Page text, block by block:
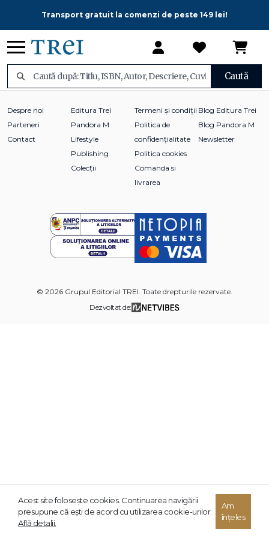
Transport gratuit la comenzi de peste 149 lei!
Caută
Despre noi
Parteneri
Contact
Editura Trei
Pandora M
Lifestyle
Publishing
Colecții
Termeni și condiții
Politica de
confidențialitate
Politica cookies
Comanda si
livrarea
Blog Editura Trei
Blog Pandora M
Newsletter
© 2026 Grupul Editorial TREI. Toate drepturile rezervate.
Dezvoltat de:
Acest site foloseşte cookies. Continuarea navigării
presupune că eşti de acord cu utilizarea cookie-urilor.
Află detalii.
Am
înțeles